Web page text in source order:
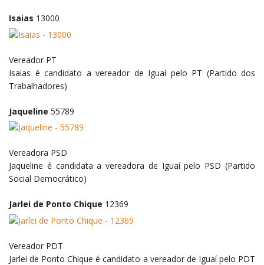
Isaias 13000
Vereador PT
Isaias é candidato a vereador de Iguaí pelo PT (Partido dos
Trabalhadores)
Jaqueline 55789
Vereadora PSD
Jaqueline é candidata a vereadora de Iguaí pelo PSD (Partido
Social Democrático)
Jarlei de Ponto Chique 12369
Vereador PDT
Jarlei de Ponto Chique é candidato a vereador de Iguaí pelo PDT